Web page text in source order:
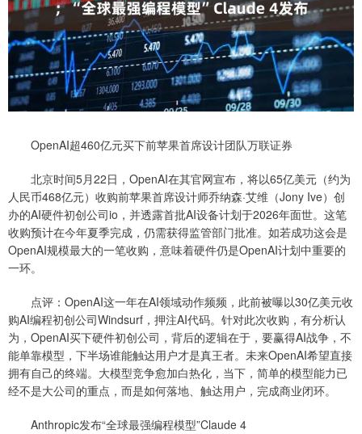
OpenAI超460亿元买下前苹果首席设计团队万联证券
北京时间5月22日，OpenAI在其官网宣布，将以65亿美元（约为
人民币468亿元）收购前苹果首席设计师乔纳森·艾维（Jony Ive）创
办的AI硬件初创公司io，并透露首批AI设备计划于2026年面世。这笔
收购预计在今年夏季完成，仍需获得监管部门批准。如若成功这会是
OpenAI规模最大的一笔收购，意味着硬件仍是OpenAI计划中重要的
一环。
点评：OpenAI这一年在AI领域动作频频，此前被曝以30亿美元收
购AI编程初创公司Windsurf，押注AI代码。针对此次收购，有分析认
为，OpenAI买下硬件初创公司，背后的逻辑在于，要赢得AI战争，不
能单靠模型，下半场谁能触达用户才是真王者。未来OpenAI希望直接
拥有自己的终端。大模型竞争愈加白热化，当下，简单的模型能力已
经不是大公司的重点，而是如何落地、触达用户，完成商业闭环。
Anthropic发布“全球最强编程模型”Claude 4